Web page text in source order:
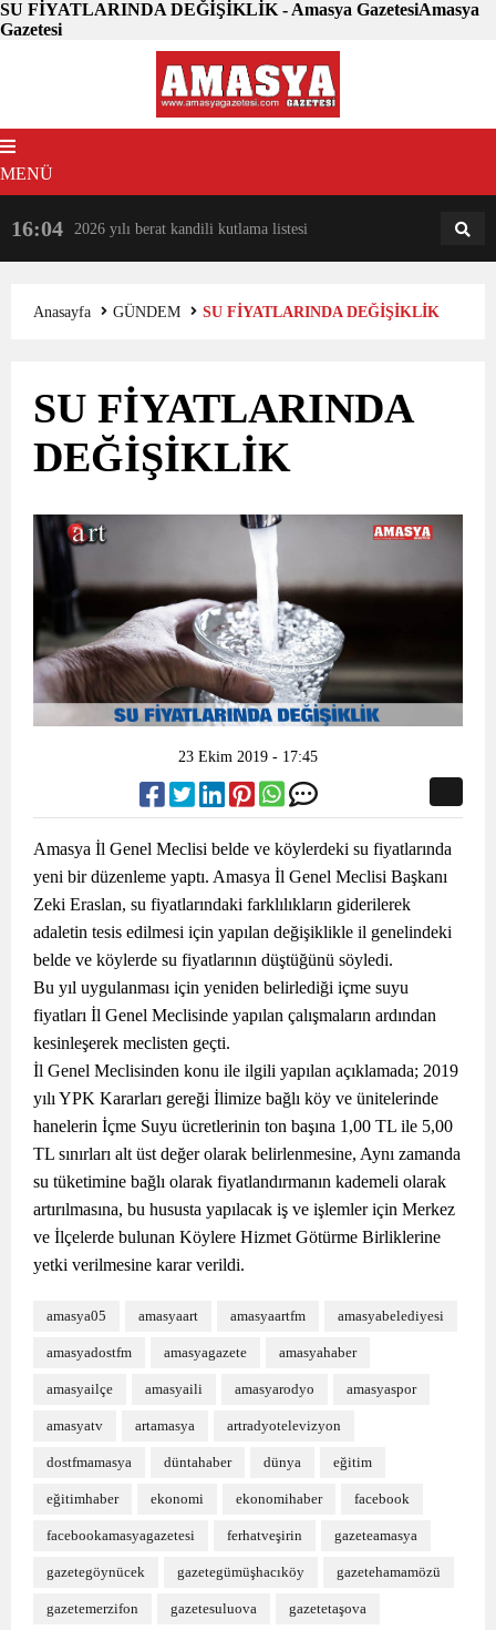
SU FİYATLARINDA DEĞİŞİKLİK - Amasya GazetesiAmasya
Gazetesi
MENÜ
16:04 2026 yılı berat kandili kutlama listesi 18:31
Anasayfa
GÜNDEM SU FİYATLARINDA DEĞİŞİKLİK
SU FİYATLARINDA
DEĞİŞİKLİK
23 Ekim 2019 - 17:45
Amasya İl Genel Meclisi belde ve köylerdeki su fiyatlarında
yeni bir düzenleme yaptı. Amasya İl Genel Meclisi Başkanı
Zeki Eraslan, su fiyatlarındaki farklılıkların giderilerek
adaletin tesis edilmesi için yapılan değişiklikle il genelindeki
belde ve köylerde su fiyatlarının düştüğünü söyledi.
Bu yıl uygulanması için yeniden belirlediği içme suyu
fiyatları İl Genel Meclisinde yapılan çalışmaların ardından
kesinleşerek meclisten geçti.
İl Genel Meclisinden konu ile ilgili yapılan açıklamada; 2019
yılı YPK Kararları gereği İlimize bağlı köy ve ünitelerinde
hanelerin İçme Suyu ücretlerinin ton başına 1,00 TL ile 5,00
TL sınırları alt üst değer olarak belirlenmesine, Aynı zamanda
su tüketimine bağlı olarak fiyatlandırmanın kademeli olarak
artırılmasına, bu hususta yapılacak iş ve işlemler için Merkez
ve İlçelerde bulunan Köylere Hizmet Götürme Birliklerine
yetki verilmesine karar verildi.
amasya05 amasyaart amasyaartfm amasyabelediyesi
amasyadostfm amasyagazete amasyahaber
amasyailçe amasyaili amasyarodyo amasyaspor
amasyatv artamasya artradyotelevizyon
dostfmamasya düntahaber dünya eğitim
eğitimhaber ekonomi ekonomihaber facebook
facebookamasyagazetesi ferhatveşirin gazeteamasya
gazetegöynücek gazetegümüşhacıköy gazetehamamözü
gazetemerzifon gazetesuluova gazetetaşova